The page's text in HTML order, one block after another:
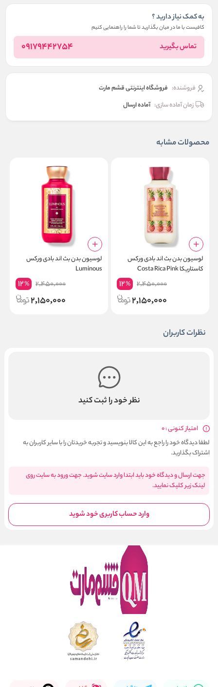
به کمک نیاز دارید ؟
کافیست با ما در میان بگذارید تا شما را راهنمایی کنیم
تماس بگیرید 09179442754
فروشنده: فروشگاه اینترنتی قشم مارت
زمان آماده سازی: آماده ارسال
محصولات مشابه
لوسیون بدن بث اند بادی ورکس
کاستاریکا Costa Rica Pink
2,450,000
12%
2,150,000
لوسیون بدن بث اند بادی ورکس
Luminous
2,450,000
12%
2,150,000
نظرات کاربران
نظر خود را ثبت کنید
امتیاز کنونی : 0
لطفا دیدگاه خود را راجع به این کالا بنویسید و تجربه خریدتان را با سایر کاربران به
اشتراک بگذارید.
جهت ارسال و دیدگاه خود باید ابتدا وارد سایت شوید. جهت ورود به سایت روی
لینک زیر کلیک نمایید.
وارد حساب کاربری خود شوید